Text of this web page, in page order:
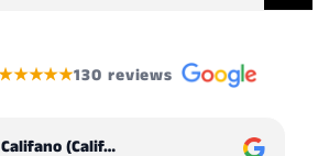
130 reviews
(Calif…